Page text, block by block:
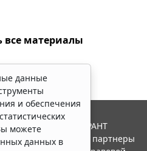
все материалы
данные
и обеспечения
можете
данных в
2026. Система ГАРАНТ
"Гарант" и ее партнеры